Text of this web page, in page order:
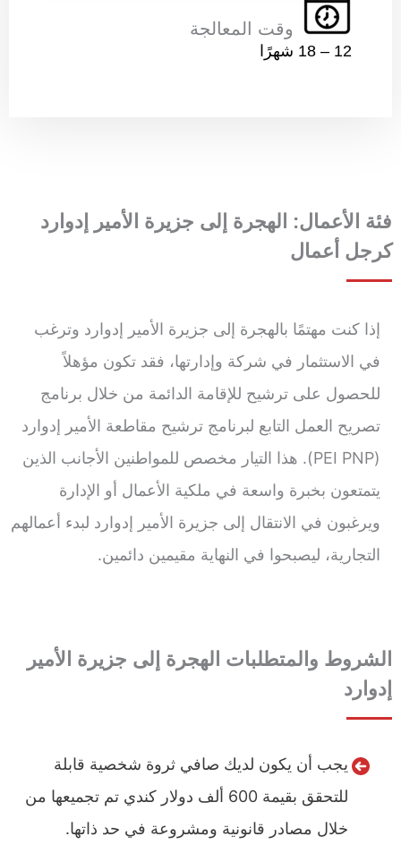
وقت المعالجة
12 – 18 شهرًا
فئة الأعمال: الهجرة إلى جزيرة الأمير إدوارد
كرجل أعمال
إذا كنت مهتمًا بالهجرة إلى جزيرة الأمير إدوارد وترغب
في الاستثمار في شركة وإدارتها، فقد تكون مؤهلاً
للحصول على ترشيح للإقامة الدائمة من خلال برنامج
تصريح العمل التابع لبرنامج ترشيح مقاطعة الأمير إدوارد
(PEI PNP). هذا التيار مخصص للمواطنين الأجانب الذين
يتمتعون بخبرة واسعة في ملكية الأعمال أو الإدارة
ويرغبون في الانتقال إلى جزيرة الأمير إدوارد لبدء أعمالهم
التجارية، ليصبحوا في النهاية مقيمين دائمين.
الشروط والمتطلبات الهجرة إلى جزيرة الأمير
إدوارد
يجب أن يكون لديك صافي ثروة شخصية قابلة
للتحقق بقيمة 600 ألف دولار كندي تم تجميعها من
خلال مصادر قانونية ومشروعة في حد ذاتها.